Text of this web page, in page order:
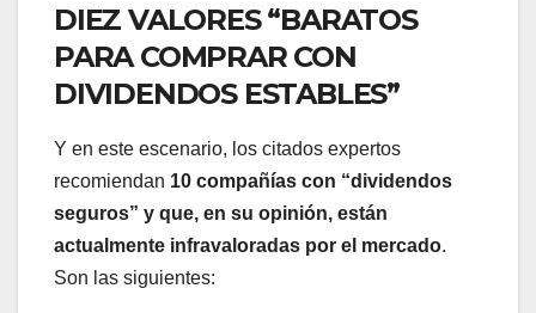
DIEZ VALORES “BARATOS
PARA COMPRAR CON
DIVIDENDOS ESTABLES”
Y en este escenario, los citados expertos
recomiendan 10 compañías con “dividendos
seguros” y que, en su opinión, están
actualmente infravaloradas por el mercado.
Son las siguientes: